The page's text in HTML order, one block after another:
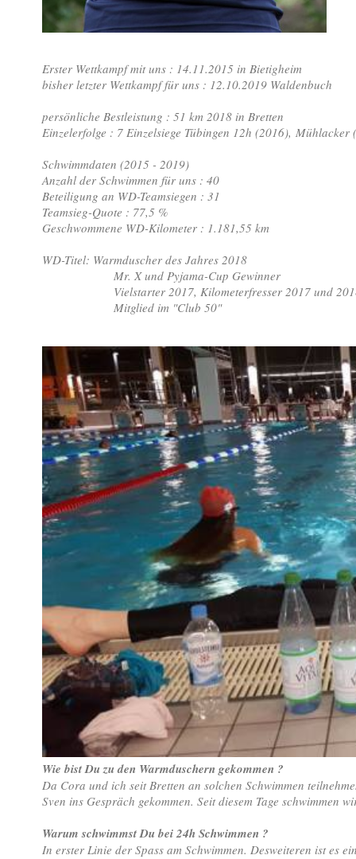
Erster Wettkampf mit uns : 14.11.2015 in Bietigheim
bisher letzter Wettkampf für uns : 12.10.2019 Waldenbuch
persönliche Bestleistung : 51 km 2018 in Bretten
Einzelerfolge : 7 Einzelsiege Tübingen 12h (2016),
Schwimmdaten (2015 - 2019)
Anzahl der Schwimmen für uns : 40
Beteiligung an WD-Teamsiegen : 31
Teamsieg-Quote : 77,5 %
Geschwommene WD-Kilometer : 1.181,55 km
WD-Titel: Warmduscher des Jahres 2018
Mr. X und Pyjama-Cup Gewinner
Vielstarter 2017, Kilometerfresser 2017 und
Mitglied im "Club 50"
Wie bist Du zu den Warmduschern gekommen ?
Da Cora und ich seit Bretten an solchen Schwimmen
Sven ins Gespräch gekommen. Seit diesem Tage schwimmen
Warum schwimmst Du bei 24h Schwimmen ?
In erster Linie der Spass am Schwimmen. Desweiteren ist es